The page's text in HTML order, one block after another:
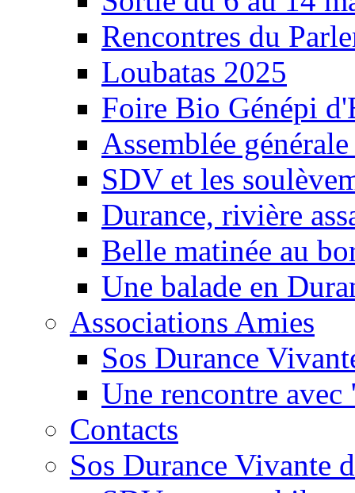
Rencontres du
Loubatas 2025
Foire Bio Génépi
Assemblée
SDV et les
Durance, rivière
Belle matinée au
Une balade en
Associations Amies
Sos Durance
Une rencontre
Contacts
Sos Durance Vivante